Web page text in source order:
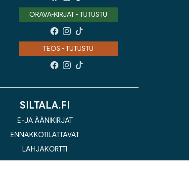
ORAVA-KIRJAT - TUTUSTU
TEOS - TUTUSTU
SILTALA.FI
E-JA ÄÄNIKIRJAT
ENNAKKOTILATTAVAT
LAHJAKORTTI